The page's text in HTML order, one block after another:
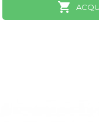

ANTEPRIMA